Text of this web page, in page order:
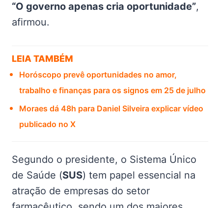
“O governo apenas cria oportunidade”,
afirmou.
LEIA TAMBÉM
Horóscopo prevê oportunidades no amor,
trabalho e finanças para os signos em 25 de julho
Moraes dá 48h para Daniel Silveira explicar vídeo
publicado no X
Segundo o presidente, o Sistema Único
de Saúde (SUS) tem papel essencial na
atração de empresas do setor